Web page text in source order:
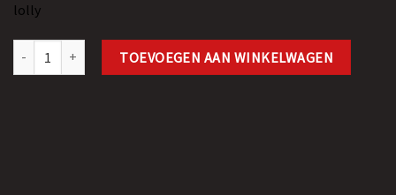
lolly
Kindermenu Kippendijsate aantalTOEVOEGEN AAN WINKELWAGEN